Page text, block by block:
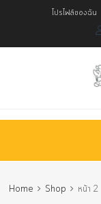
โปรไฟล์ของฉัน
content
Home Shop หน้า 2